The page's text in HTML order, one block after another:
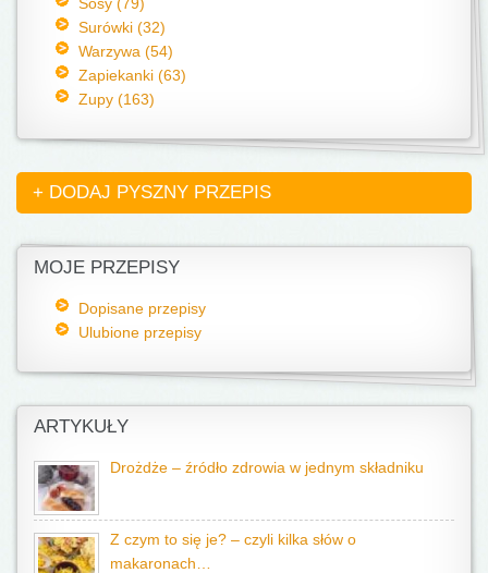
Surówki (32)
Warzywa (54)
Zapiekanki (63)
Zupy (163)
+ DODAJ PYSZNY PRZEPIS
MOJE PRZEPISY
Dopisane przepisy
Ulubione przepisy
ARTYKUŁY
Drożdże – źródło zdrowia w jednym składniku
Z czym to się je? – czyli kilka słów o
makaronach…